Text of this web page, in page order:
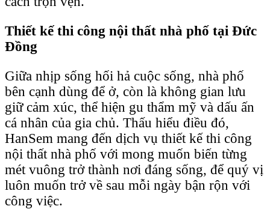
Thiết kế thi công nội thất nhà phố tại Đức
Đồng
Giữa nhịp sống hối hả cuộc sống, nhà phố
bên cạnh dùng để ở, còn là không gian lưu
giữ cảm xúc, thể hiện gu thẩm mỹ và dấu ấn
cá nhân của gia chủ. Thấu hiểu điều đó,
HanSem mang đến dịch vụ thiết kế thi công
nội thất nhà phố với mong muốn biến từng
mét vuông trở thành nơi đáng sống, để quý vị
luôn muốn trở về sau mỗi ngày bận rộn với
công việc.